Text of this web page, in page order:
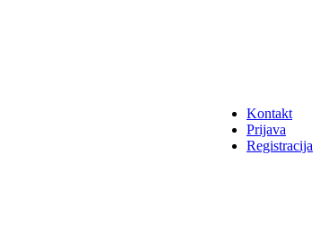
Kontakt
Prijava
Registracija